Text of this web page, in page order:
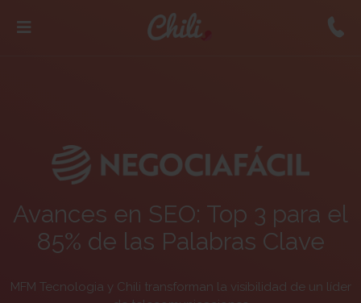
Avances en SEO: Top 3 para el
85% de las Palabras Clave
MFM Tecnologia y Chili transforman la visibilidad de un líder